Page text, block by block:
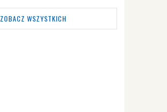
ZOBACZ WSZYSTKICH